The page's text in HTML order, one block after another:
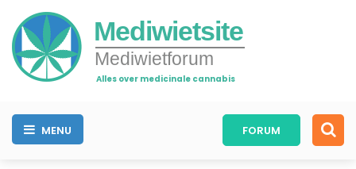
Mediwietsite
Mediwietforum
Alles over medicinale cannabis
MENU FORUM